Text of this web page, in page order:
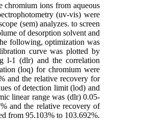
chromium ions from aqueous
(uv-vis) were
(sem) analyzes. to screen
of desorption solvent and
following, optimization was
curve was plotted by
l-1 (dlr) and the correlation
(loq) for chromium were
and the relative recovery for
of detection limit (lod) and
linear range was (dlr) 0.05-
and the relative recovery of
from 95.103% to 103.692%.